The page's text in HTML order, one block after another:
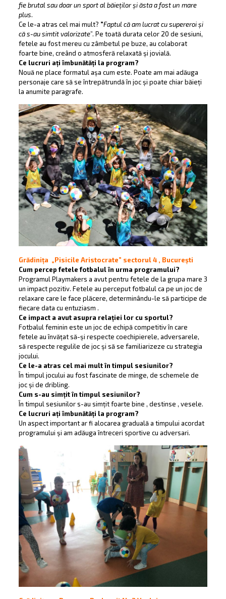
fie brutal sau doar un sport al băieților și ăsta a fost un mare
plus.
Ce le-a atras cel mai mult? ”Faptul că am lucrat cu supereroi și
că s-au simtit valorizate”. Pe toată durata celor 20 de sesiuni,
fetele au fost mereu cu zâmbetul pe buze, au colaborat
foarte bine, creând o atmosferă relaxată și jovială.
Ce lucruri ați îmbunătăți la program?
Nouă ne place formatul așa cum este. Poate am mai adăuga
personaje care să se întrepătrundă în joc și poate chiar băieți
la anumite paragrafe.
Grădinița „Pisicile Aristocrate” sectorul 4 , București
Cum percep fetele fotbalul în urma programului?
Programul Playmakers a avut pentru fetele de la grupa mare 3
un impact pozitiv. Fetele au perceput fotbalul ca pe un joc de
relaxare care le face plăcere, determinându-le să participe de
fiecare data cu entuziasm .
Ce impact a avut asupra relației lor cu sportul?
Fotbalul feminin este un joc de echipă competitiv în care
fetele au învățat să-și respecte coechipierele, adversarele,
să respecte regulile de joc și să se familiarizeze cu strategia
jocului.
Ce le-a atras cel mai mult în timpul sesiunilor?
În timpul jocului au fost fascinate de minge, de schemele de
joc și de dribling.
Cum s-au simțit în timpul sesiunilor?
În timpul sesiunilor s-au simțit foarte bine , destinse , vesele.
Ce lucruri ați îmbunătăți la program?
Un aspect important ar fi alocarea graduală a timpului acordat
programului și am adăuga întreceri sportive cu adversari.